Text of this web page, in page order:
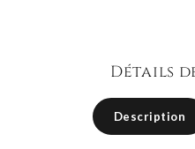
Détails
Description